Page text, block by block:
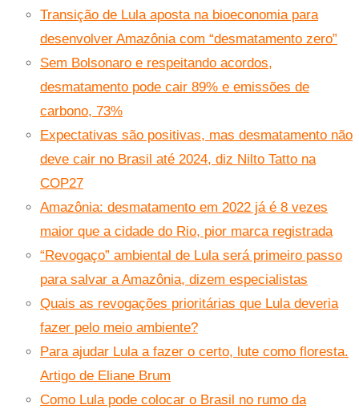
Transição de Lula aposta na bioeconomia para
desenvolver Amazônia com “desmatamento zero”
Sem Bolsonaro e respeitando acordos,
desmatamento pode cair 89% e emissões de
carbono, 73%
Expectativas são positivas, mas desmatamento não
deve cair no Brasil até 2024, diz Nilto Tatto na
COP27
Amazônia: desmatamento em 2022 já é 8 vezes
maior que a cidade do Rio, pior marca registrada
“Revogaço” ambiental de Lula será primeiro passo
para salvar a Amazônia, dizem especialistas
Quais as revogações prioritárias que Lula deveria
fazer pelo meio ambiente?
Para ajudar Lula a fazer o certo, lute como floresta.
Artigo de Eliane Brum
Como Lula pode colocar o Brasil no rumo da